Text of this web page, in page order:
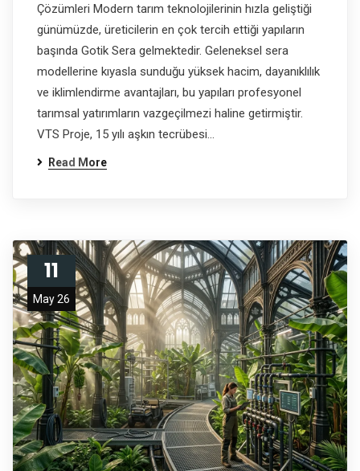
Çözümleri Modern tarım teknolojilerinin hızla geliştiği
günümüzde, üreticilerin en çok tercih ettiği yapıların
başında Gotik Sera gelmektedir. Geleneksel sera
modellerine kıyasla sunduğu yüksek hacim, dayanıklılık
ve iklimlendirme avantajları, bu yapıları profesyonel
tarımsal yatırımların vazgeçilmezi haline getirmiştir.
VTS Proje, 15 yılı aşkın tecrübesi…
Read More
11
May 26